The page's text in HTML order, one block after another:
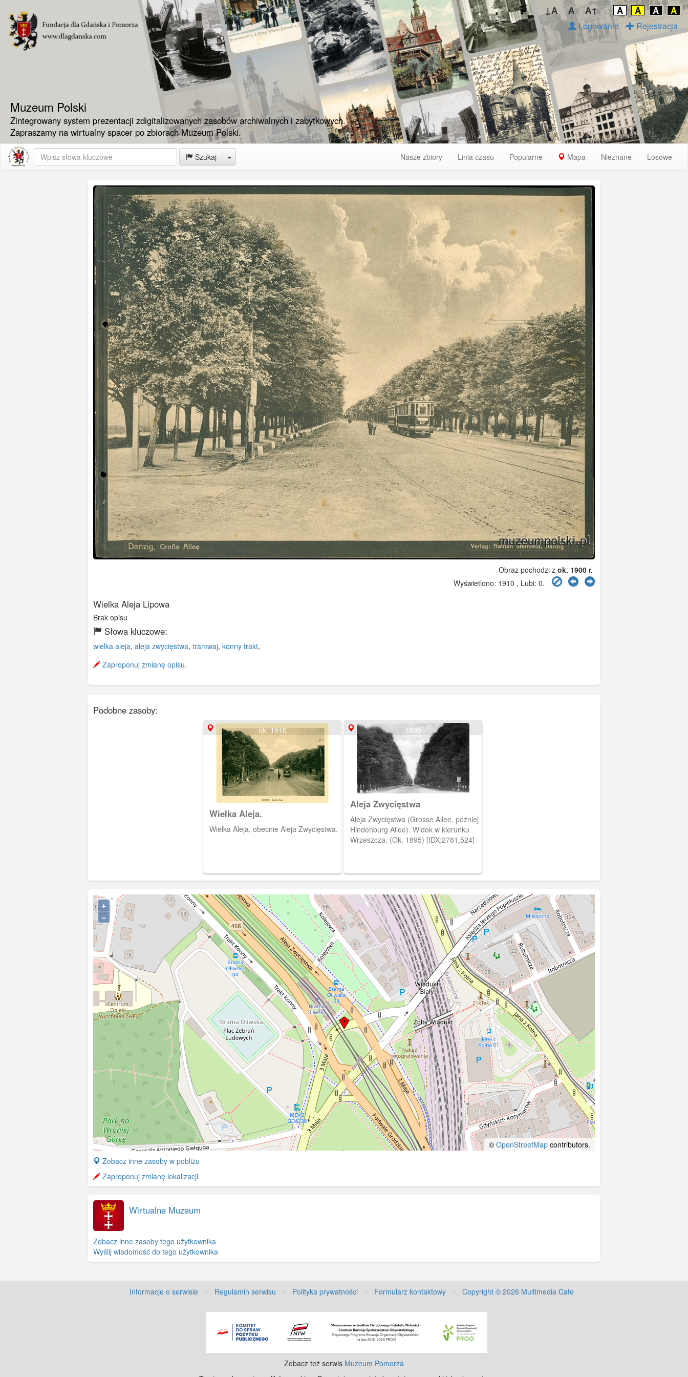
Muzeum Polski
Zintegrowany system prezentacji zdigitalizowanych zasobów archiwalnych i zabytkowych.
Zapraszamy na wirtualny spacer po zbiorach Muzeum Polski.
↓A A A↑ A A A A
Logowanie Rejestracja
Szukaj Toggle Dropdown Nasze zbiory Linia czasu Popularne Mapa Nieznane Losowe
Obraz pochodzi z ok. 1900 r.
Wyświetlono: 1910 , Lubi: 0.
Wielka Aleja Lipowa
Brak opisu
Słowa kluczowe:
wielka aleja, aleja zwycięstwa, tramwaj, konny trakt,
Zaproponuj zmianę opisu.
Podobne zasoby:
ok. 1910
Wielka Aleja.
Wielka Aleja, obecnie Aleja Zwycięstwa.
1895
Aleja Zwycięstwa
Aleja Zwycięstwa (Grosse Allee, później
Hindenburg Allee). Widok w kierunku
Wrzeszcza. (Ok. 1895) [IDX:2781,524]
+
−
© OpenStreetMap contributors.
+
−
Zobacz inne zasoby w pobliżu
Zaproponuj zmianę lokalizacji
Wirtualne Muzeum
Zobacz inne zasoby tego użytkownika
Wyślij wiadomość do tego użytkownika
Informacje o serwisie · Regulamin serwisu · Polityka prywatności · Formularz kontaktowy · Copyright © 2026 Multimedia Cafe
Zobacz też serwis Muzeum Pomorza